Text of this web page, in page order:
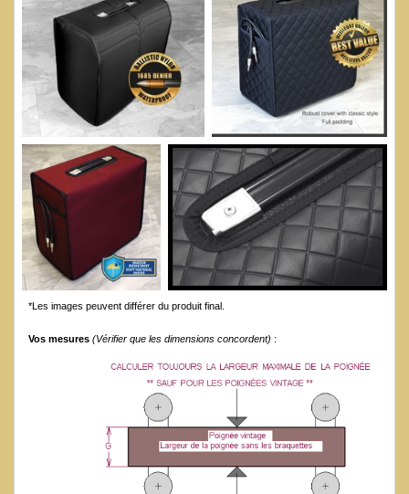
*Les images peuvent différer du produit final.
Vos mesures (Vérifier que les dimensions concordent) :